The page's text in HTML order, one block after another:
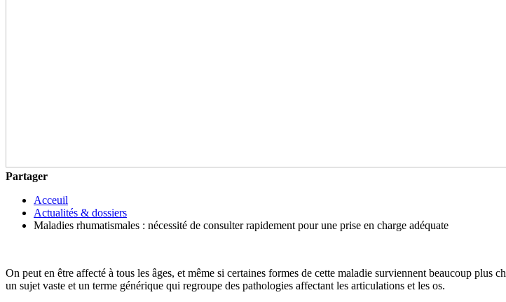
Partager
Acceuil
Actualités & dossiers
Maladies rhumatismales : nécessité de consulter rapidement pour une prise en charge adéquate
On peut en être affecté à tous les âges, et même si certaines formes de cette maladie surviennent beaucoup plus
un sujet vaste et un terme générique qui regroupe des pathologies affectant les articulations et les os.